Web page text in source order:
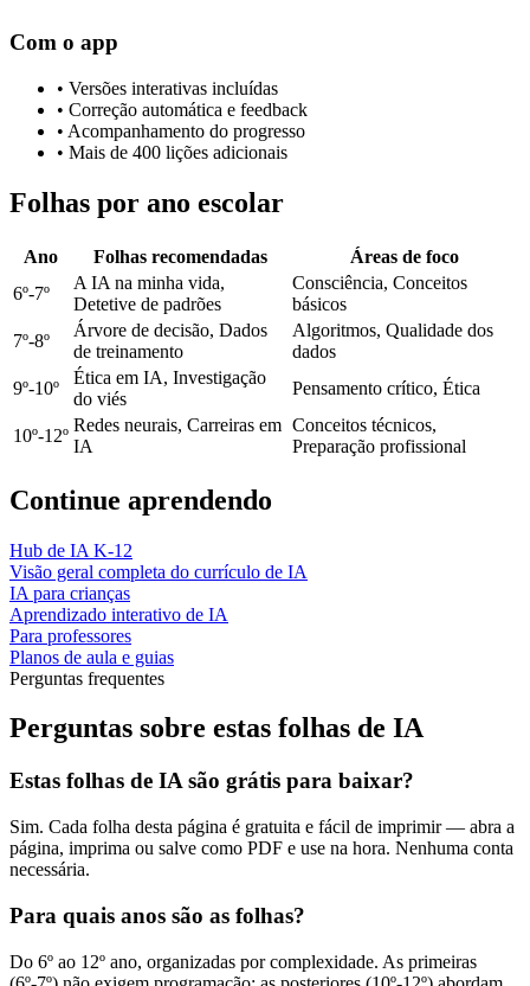
Com o app
• Versões interativas incluídas
• Correção automática e feedback
• Acompanhamento do progresso
• Mais de 400 lições adicionais
Folhas por ano escolar
Ano Folhas recomendadas
Áreas de foco
6º-7º
A IA na minha vida,
Detetive de padrões
Consciência, Conceitos
básicos
7º-8º
Árvore de decisão, Dados
de treinamento
Algoritmos, Qualidade dos
dados
9º-10º
Ética em IA, Investigação
do viés
Pensamento crítico, Ética
10º-12º
Redes neurais, Carreiras em
IA
Conceitos técnicos,
Preparação profissional
Continue aprendendo
Hub de IA K-12
Visão geral completa do currículo de IA
IA para crianças
Aprendizado interativo de IA
Para professores
Planos de aula e guias
Perguntas frequentes
Perguntas sobre estas folhas de IA
Estas folhas de IA são grátis para baixar?
Sim. Cada folha desta página é gratuita e fácil de imprimir — abra a
página, imprima ou salve como PDF e use na hora. Nenhuma conta
necessária.
Para quais anos são as folhas?
Do 6º ao 12º ano, organizadas por complexidade. As primeiras